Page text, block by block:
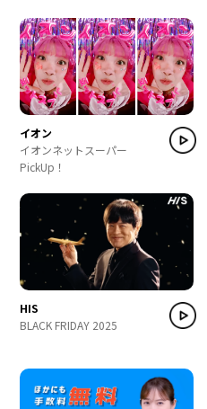
イオン
イオンネットスーパー
PickUp！
HIS
BLACK FRIDAY 2025